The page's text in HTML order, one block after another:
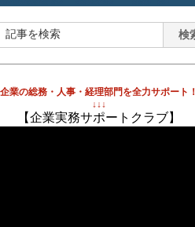
企業の総務・人事・経理部門を全力サポート！
↓↓↓
【企業実務サポートクラブ】